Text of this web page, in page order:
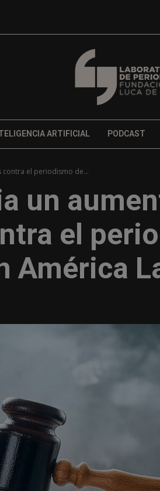
ARTIFICIAL PODCAST
contra el periodismo de...
un
el
América